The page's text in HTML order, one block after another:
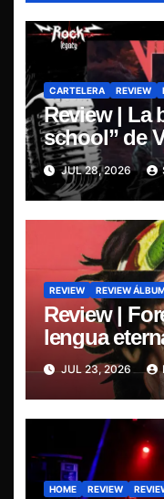
CARTELERA REVIEW
Review | La
school” de
Retribution”
JUL 28, 2026
REVIEW REVIEW
Review |
lengua
JUL 23, 2026
HOME REVIEW